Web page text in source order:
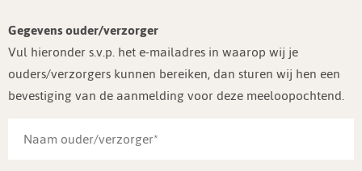
Gegevens ouder/verzorger
Vul hieronder s.v.p. het e-mailadres in waarop wij je
ouders/verzorgers kunnen bereiken, dan sturen wij hen een
bevestiging van de aanmelding voor deze meeloopochtend.